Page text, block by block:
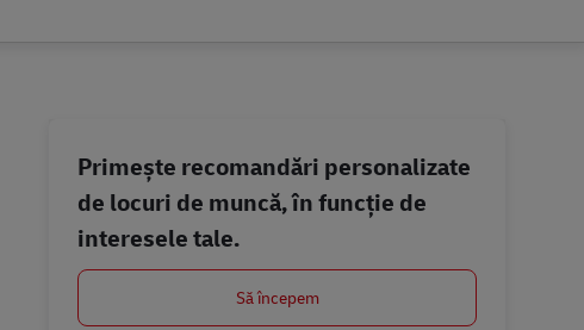
Primește recomandări personalizate
de locuri de muncă, în funcție de
interesele tale.
Să începem